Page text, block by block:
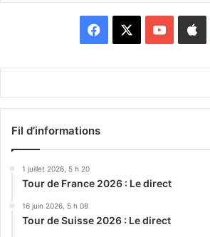
Facebook YouTube
Fil d’informations
1 juillet 2026, 5 h 20
Tour de France 2026 : Le direct
16 juin 2026, 5 h 08
Tour de Suisse 2026 : Le direct